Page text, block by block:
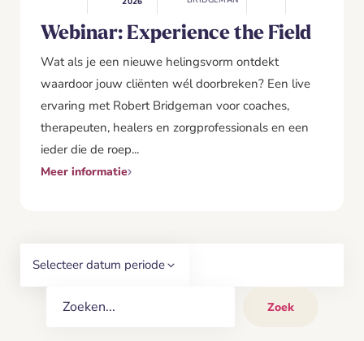
Webinar: Experience the Field
Wat als je een nieuwe helingsvorm ontdekt
waardoor jouw cliënten wél doorbreken? Een live
ervaring met Robert Bridgeman voor coaches,
therapeuten, healers en zorgprofessionals en een
ieder die de roep...
Meer informatie
Selecteer datum periode
Zoek